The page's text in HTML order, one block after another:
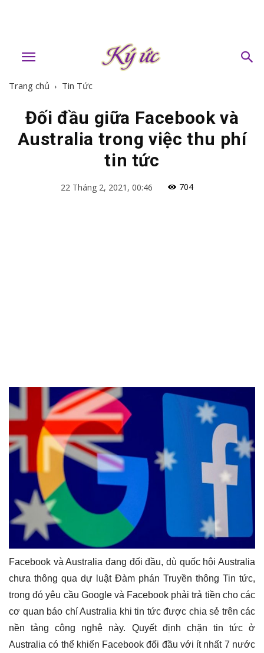
Trang chủ Tin Tức
Đối đầu giữa Facebook và
Australia trong việc thu phí
tin tức
22 Tháng 2, 2021, 00:46 704
Facebook và Australia đang đối đầu, dù quốc hội Australia
chưa thông qua dự luật Đàm phán Truyền thông Tin tức,
trong đó yêu cầu Google và Facebook phải trả tiền cho các
cơ quan báo chí Australia khi tin tức được chia sẻ trên các
nền tảng công nghệ này. Quyết định chặn tin tức ở
Australia có thể khiến Facebook đối đầu với ít nhất 7 nước